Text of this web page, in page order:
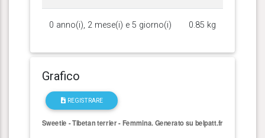
0 anno(i), 2 mese(i) e 5 giorno(i) 0.85 kg
Grafico
REGISTRARE